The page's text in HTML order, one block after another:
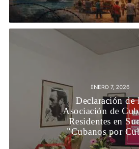
ENERO 7, 2026
Declaración de
Asociación de
Residentes en
"Cubanos por